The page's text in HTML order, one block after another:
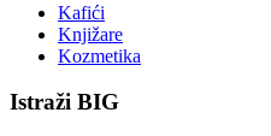
Kafići
Knjižare
Kozmetika
Istraži BIG